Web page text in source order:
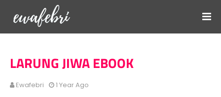
LARUNG JIWA EBOOK
Ewafebri 1 Year Ago